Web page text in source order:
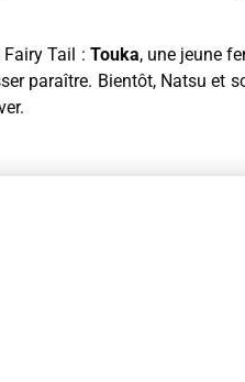
Tail : Touka, une jeune
paraître. Bientôt, Natsu et